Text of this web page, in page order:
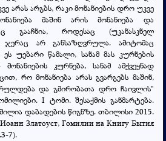
არას არგბს, რაკი მონანიების დრო უკვე
მაშინ არის მონანიება და
გააჩნია, როდესაც (უკანასკნელ
ჯერაც არ განსაზღვრულა. ამიტომაც
უებარი წამალი, სანამ მას კურნების
კურნება, სანამ ამქვეყნად
რო მონანიება არას გვარგებს მაშინ,
და გმირობათა დრო ჩაივლის"
I ტომი. შესაქმის განმარტება.
დაბადების წიგნზე. თბილისი 2015.
Златоуст, Гомилии на Книгу Бытия
7).